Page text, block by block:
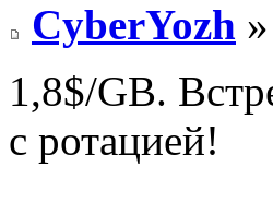
CyberYozh
1,8$/GB.
с ротацией!